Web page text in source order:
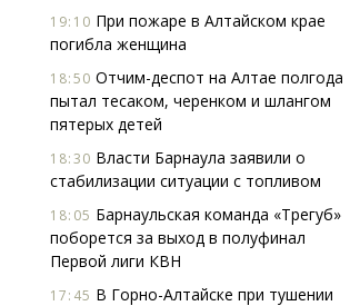
19:10 При пожаре в Алтайском крае
погибла женщина
18:50 Отчим-деспот на Алтае полгода
пытал тесаком, черенком и шлангом
пятерых детей
18:30 Власти Барнаула заявили о
стабилизации ситуации с топливом
18:05 Барнаульская команда «Трегуб»
поборется за выход в полуфинал
Первой лиги КВН
17:45 В Горно-Алтайске при тушении